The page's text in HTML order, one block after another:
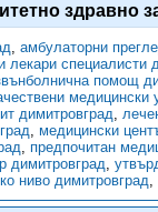
здравно
, амбулаторни
лекари специалисти
помощ
медицински
димитровград,
, медицински
, предпочитан
димитровград,
ниво димитровград,